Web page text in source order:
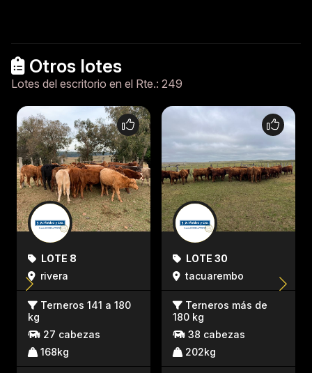
Otros lotes
Lotes del escritorio en el Rte.: 249
LOTE 8
rivera
Terneros 141 a 180
kg
27 cabezas
168kg
LOTE 30
tacuarembo
Terneros más de
180 kg
38 cabezas
202kg